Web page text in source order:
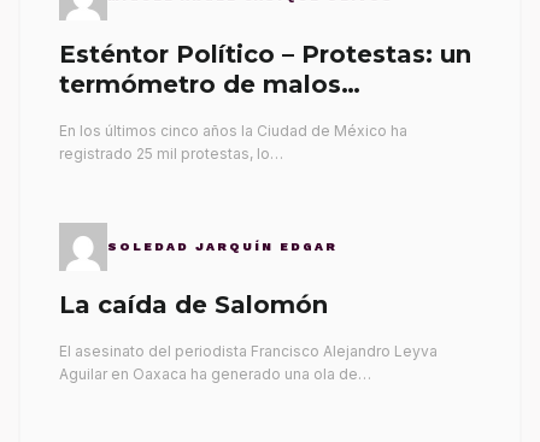
Esténtor Político – Protestas: un
termómetro de malos
En los últimos cinco años la Ciudad de México ha
registrado 25 mil protestas, lo…
SOLEDAD JARQUÍN EDGAR
La caída de Salomón
El asesinato del periodista Francisco Alejandro Leyva
Aguilar en Oaxaca ha generado una ola de…